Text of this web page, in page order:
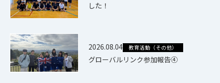
した！
2026.08.04 教育活動（その他）
グローバルリンク参加報告④